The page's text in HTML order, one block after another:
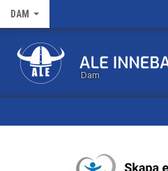
DAM
Dam